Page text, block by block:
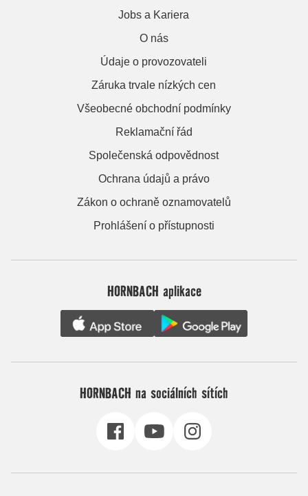
Jobs a Kariera
O nás
Údaje o provozovateli
Záruka trvale nízkých cen
Všeobecné obchodní podmínky
Reklamační řád
Společenská odpovědnost
Ochrana údajů a právo
Zákon o ochraně oznamovatelů
Prohlášení o přístupnosti
HORNBACH aplikace
HORNBACH na sociálních sítích